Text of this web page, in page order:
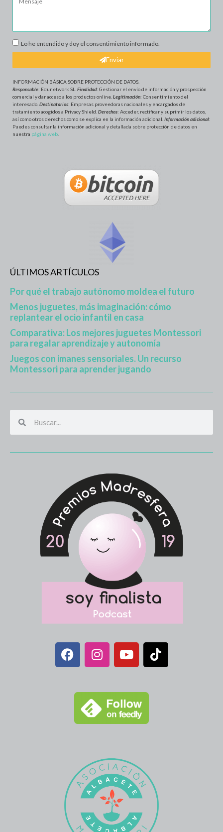
Lo he entendido y doy el consentimiento informado.
Enviar
INFORMACIÓN BÁSICA SOBRE PROTECCIÓN DE DATOS
Responsable: Edunetwork SL. Finalidad: Gestionar el envío de información y prospección
comercial y dar acceso a los productos online. Legitimación: Consentimiento del
interesado. Destinatarios: Empresas proveedoras nacionales y encargados de
tratamiento acogidos a Privacy Shield. Derechos: Acceder, rectificar y suprimir los datos,
así como otros derechos como se explica en la información adicional. Información adicional:
Puedes consultar la información adicional y detallada sobre protección de datos en
nuestra página web
ÚLTIMOS ARTÍCULOS
Por qué el trabajo autónomo moldea el futuro
Menos juguetes, más imaginación: cómo
replantear el ocio infantil en casa
Comparativa: Los mejores juguetes Montessori
para regalar aprendizaje y autonomía
Juegos con imanes sensoriales. Un recurso
Montessori para aprender jugando